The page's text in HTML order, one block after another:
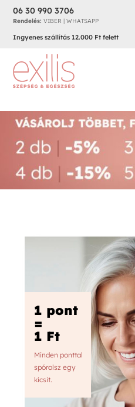
06 30 990 3706
Rendelés: VIBER | WHATSAPP
Ingyenes szállítás 12.000 Ft felett
1 pont
=
1 Ft
Minden ponttal
spórolsz egy
kicsit.